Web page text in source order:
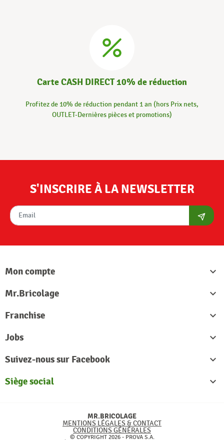
Carte CASH DIRECT 10% de réduction
Profitez de 10% de réduction pendant 1 an (hors Prix nets,
OUTLET-Dernières pièces et promotions)
S'INSCRIRE À LA NEWSLETTER
Mon compte

Mr.Bricolage

Franchise

Jobs

Suivez-nous sur Facebook

Siège social

MR.BRICOLAGE
MENTIONS LÉGALES & CONTACT
CONDITIONS GÉNÉRALES
© COPYRIGHT 2026 - PROVA S.A.